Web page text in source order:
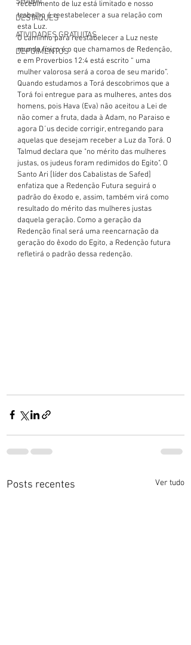
DESTAQUES
ATIVIDADES GRATUITAS
DEPOIMENTOS
recebimento de luz está limitado e nosso
trabalho é reestabelecer a sua relação com
esta Luz.
O caminho para reestabelecer a Luz neste
mundo físico é o que chamamos de Redenção,
e em Proverbios 12:4 está escrito “ uma
mulher valorosa será a coroa de seu marido”.
Quando estudamos a Torá descobrimos que a
Torá foi entregue para as mulheres, antes dos
homens, pois Hava (Eva) não aceitou a Lei de
não comer a fruta, dada à Adam, no Paraiso e
agora D´us decide corrigir, entregando para
aquelas que desejam receber a Luz da Torá. O
Talmud declara que "no mérito das mulheres
justas, os judeus foram redimidos do Egito". O
Santo Ari [líder dos Cabalistas de Safed]
enfatiza que a Redenção Futura seguirá o
padrão do êxodo e, assim, também virá como
resultado do mérito das mulheres justas
daquela geração. Como a geração da
Redenção final será uma reencarnação da
geração do êxodo do Egito, a Redenção futura
refletirá o padrão dessa redenção.
Posts recentes Ver tudo